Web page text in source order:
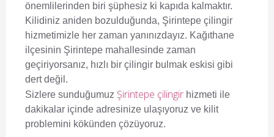
önemlilerinden biri şüphesiz ki kapıda kalmaktır.
Kilidiniz aniden bozulduğunda, Şirintepe çilingir
hizmetimizle her zaman yanınızdayız. Kağıthane
ilçesinin Şirintepe mahallesinde zaman
geçiriyorsanız, hızlı bir çilingir bulmak eskisi gibi
dert değil.
Sizlere sunduğumuz Şirintepe çilingir hizmeti ile
dakikalar içinde adresinize ulaşıyoruz ve kilit
problemini kökünden çözüyoruz.